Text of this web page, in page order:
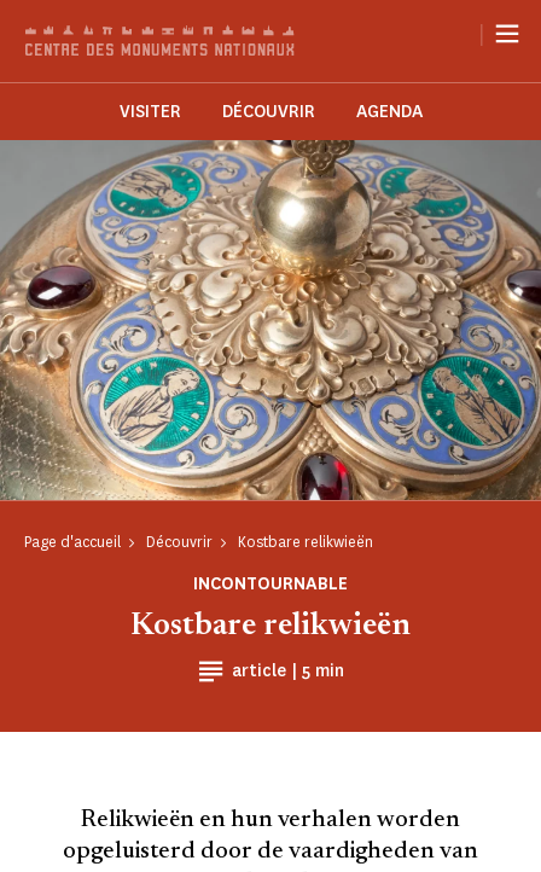
|
VISITER DÉCOUVRIR AGENDA
Page d'accueil Découvrir Kostbare relikwieën
INCONTOURNABLE
article | Temps de Lecture
5 min
Kostbare relikwieën
Relikwieën en hun verhalen worden
opgeluisterd door de vaardigheden van